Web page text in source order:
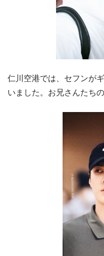
仁川空港では、セフンが
いました。お兄さんたち